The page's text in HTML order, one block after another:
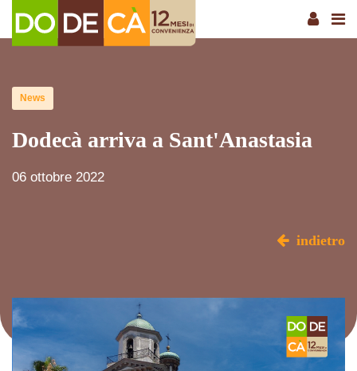
News
Dodecà arriva a Sant'Anastasia
06 ottobre 2022
indietro